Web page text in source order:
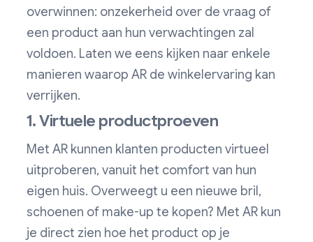
overwinnen: onzekerheid over de vraag of
een product aan hun verwachtingen zal
voldoen. Laten we eens kijken naar enkele
manieren waarop AR de winkelervaring kan
verrijken.
1. Virtuele productproeven
Met AR kunnen klanten producten virtueel
uitproberen, vanuit het comfort van hun
eigen huis. Overweegt u een nieuwe bril,
schoenen of make-up te kopen? Met AR kun
je direct zien hoe het product op je